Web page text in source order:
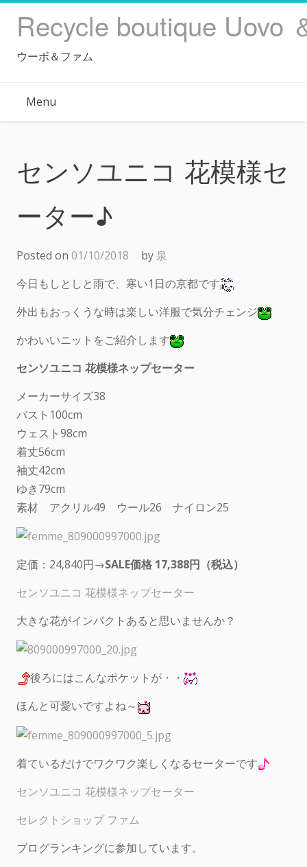
Recycle boutique Uovo
ウーボ＆ファム
Menu
センソユニコ 花模様セ
ーター♪
Posted on 01/10/2018 by 泉
今日もしとしと雨で、寒い1日の京都です
外出もおっくうな時は楽しい洋服で気分チェンジ
かわいいニットをご紹介します
センソユニコ 花模様ネップセーター
メーカーサイズ38
バスト100cm
ウェスト98cm
着丈56cm
袖丈42cm
ゆき79cm
素材 アクリル49 ウール26 ナイロン25
定価：24,840円→SALE価格 17,388円（税込）
センソユニコ 花模様ネップセーター
大きな花がインパクトあると思いませんか？
後ろにはこんなポケットが・・
ほんと可愛いですよね～
着ているだけでワクワク楽しくなるセーターです
センソユニコ 花模様ネップセーター
セレクトショップ ファム
ブログランキングに参加しています。